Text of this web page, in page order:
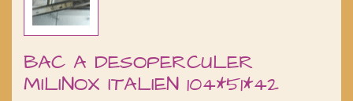
BAC A DESOPERCULER
MILINOX ITALIEN 104*51*42